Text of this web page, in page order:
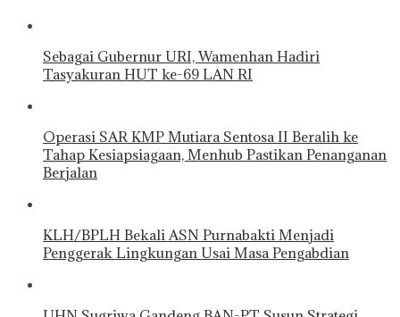
Sebagai Gubernur URI, Wamenhan Hadiri
Tasyakuran HUT ke-69 LAN RI
Operasi SAR KMP Mutiara Sentosa II Beralih ke
Tahap Kesiapsiagaan, Menhub Pastikan Penanganan
Berjalan
KLH/BPLH Bekali ASN Purnabakti Menjadi
Penggerak Lingkungan Usai Masa Pengabdian